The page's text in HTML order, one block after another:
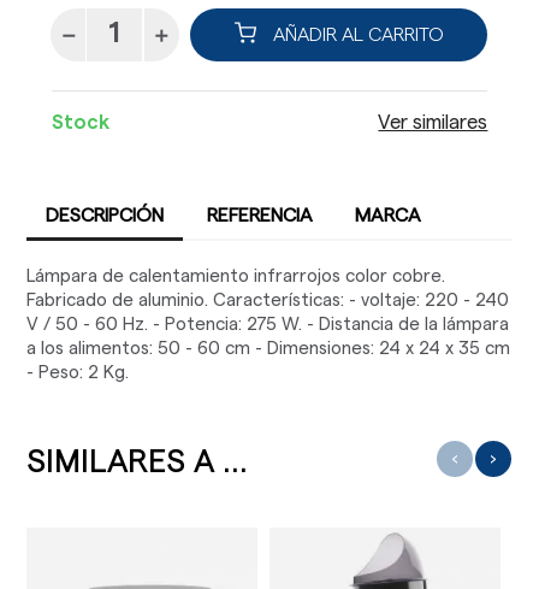
AÑADIR AL CARRITO
Stock Ver similares
DESCRIPCIÓN REFERENCIA MARCA
Lámpara de calentamiento infrarrojos color cobre.
Fabricado de aluminio. Características: - voltaje: 220 - 240
V / 50 - 60 Hz. - Potencia: 275 W. - Distancia de la lámpara
a los alimentos: 50 - 60 cm - Dimensiones: 24 x 24 x 35 cm
- Peso: 2 Kg.
SIMILARES A ... ‹ ›